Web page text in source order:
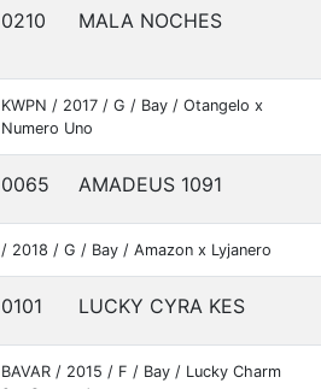
0210 MALA NOCHES
KWPN / 2017 / G / Bay / Otangelo x
Numero Uno
0065 AMADEUS 1091
/ 2018 / G / Bay / Amazon x Lyjanero
0101 LUCKY CYRA KES
BAVAR / 2015 / F / Bay / Lucky Charm